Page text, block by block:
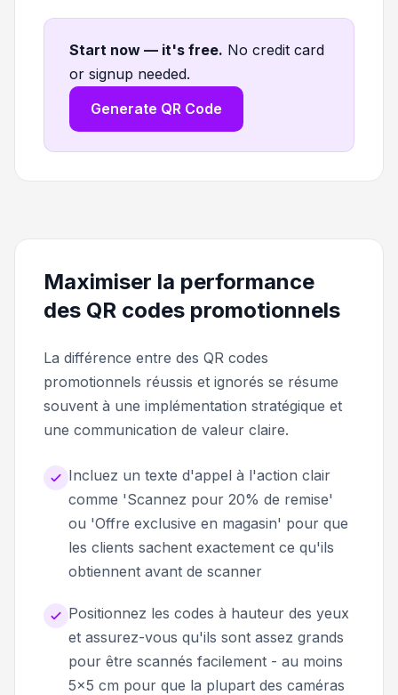
Start now — it's free. No credit card
or signup needed.
Generate QR Code
Maximiser la performance
des QR codes promotionnels
La différence entre des QR codes
promotionnels réussis et ignorés se résume
souvent à une implémentation stratégique et
une communication de valeur claire.
Incluez un texte d'appel à l'action clair
comme 'Scannez pour 20% de remise'
ou 'Offre exclusive en magasin' pour que
les clients sachent exactement ce qu'ils
obtiennent avant de scanner
Positionnez les codes à hauteur des yeux
et assurez-vous qu'ils sont assez grands
pour être scannés facilement - au moins
5x5 cm pour que la plupart des caméras